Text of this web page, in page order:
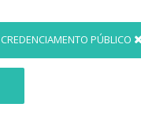
CREDENCIAMENTO PÚBLICO